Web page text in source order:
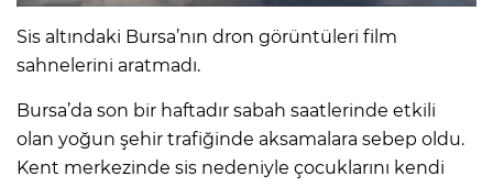
Sis altındaki Bursa’nın dron görüntüleri film
sahnelerini aratmadı.
Bursa’da son bir haftadır sabah saatlerinde etkili
olan yoğun şehir trafiğinde aksamalara sebep oldu.
Kent merkezinde sis nedeniyle çocuklarını kendi